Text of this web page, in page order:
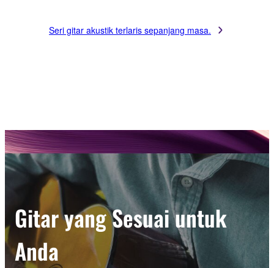
Seri gitar akustik terlaris sepanjang masa.
Gitar yang Sesuai untuk
Anda